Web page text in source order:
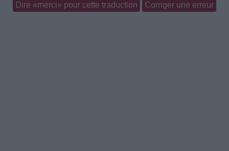
Dire «merci» pour cette traduction Corriger une erreur